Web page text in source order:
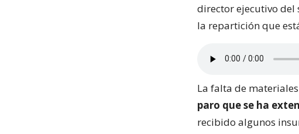
director ejecutivo del
la repartición que
La falta de
paro que se ha
recibido algunos